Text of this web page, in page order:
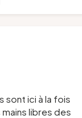
sont ici à la fois
libres des